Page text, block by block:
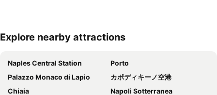
Explore nearby attractions
Naples Central Station
Porto
Palazzo Monaco di Lapio
カポディキーノ空港
Chiaia
Napoli Sotterranea